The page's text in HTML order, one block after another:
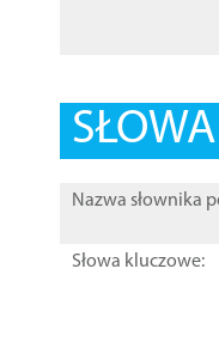
Nazwa słownika
Słowa kluczowe: